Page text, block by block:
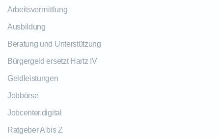
Arbeitsvermittlung
Ausbildung
Beratung und Unterstützung
Bürgergeld ersetzt Hartz IV
Geldleistungen
Jobbörse
Jobcenter.digital
Ratgeber A bis Z